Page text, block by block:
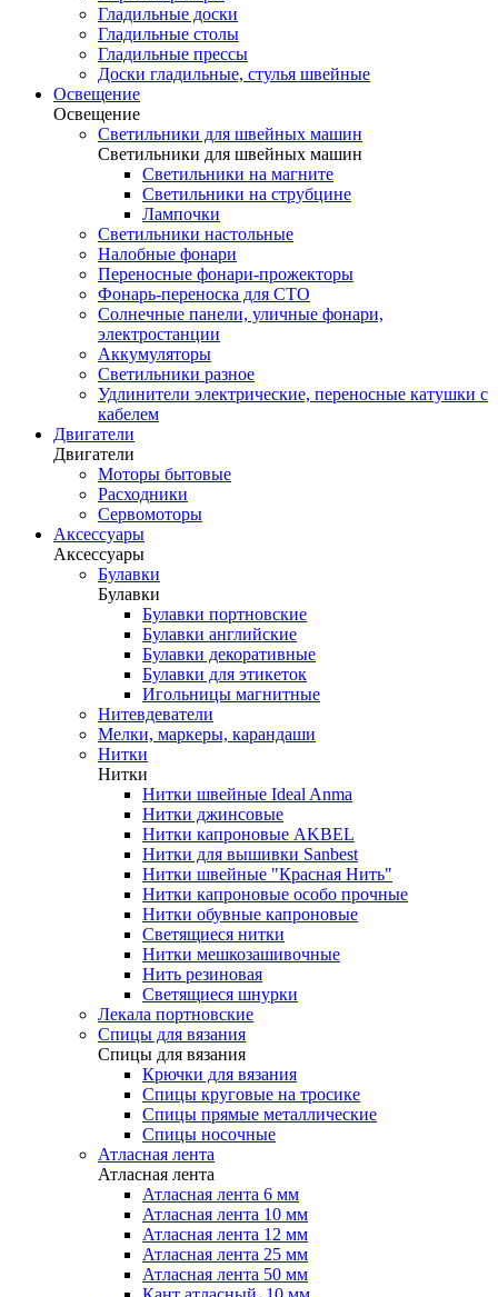
Гладильные доски
Гладильные столы
Гладильные прессы
Доски гладильные, стулья швейные
Освещение
Освещение
Светильники для швейных машин
Светильники для швейных машин
Светильники на магните
Светильники на струбцине
Лампочки
Светильники настольные
Налобные фонари
Переносные фонари-прожекторы
Фонарь-переноска для СТО
Солнечные панели, уличные фонари,
электростанции
Аккумуляторы
Светильники разное
Удлинители электрические, переносные катушки с
кабелем
Двигатели
Двигатели
Моторы бытовые
Расходники
Сервомоторы
Аксессуары
Аксессуары
Булавки
Булавки
Булавки портновские
Булавки английские
Булавки декоративные
Булавки для этикеток
Игольницы магнитные
Нитевдеватели
Мелки, маркеры, карандаши
Нитки
Нитки
Нитки швейные Ideal Anma
Нитки джинсовые
Нитки капроновые AKBEL
Нитки для вышивки Sanbest
Нитки швейные "Красная Нить"
Нитки капроновые особо прочные
Нитки обувные капроновые
Светящиеся нитки
Нитки мешкозашивочные
Нить резиновая
Светящиеся шнурки
Лекала портновские
Спицы для вязания
Спицы для вязания
Крючки для вязания
Спицы круговые на тросике
Спицы прямые металлические
Спицы носочные
Атласная лента
Атласная лента
Атласная лента 6 мм
Атласная лента 10 мм
Атласная лента 12 мм
Атласная лента 25 мм
Атласная лента 50 мм